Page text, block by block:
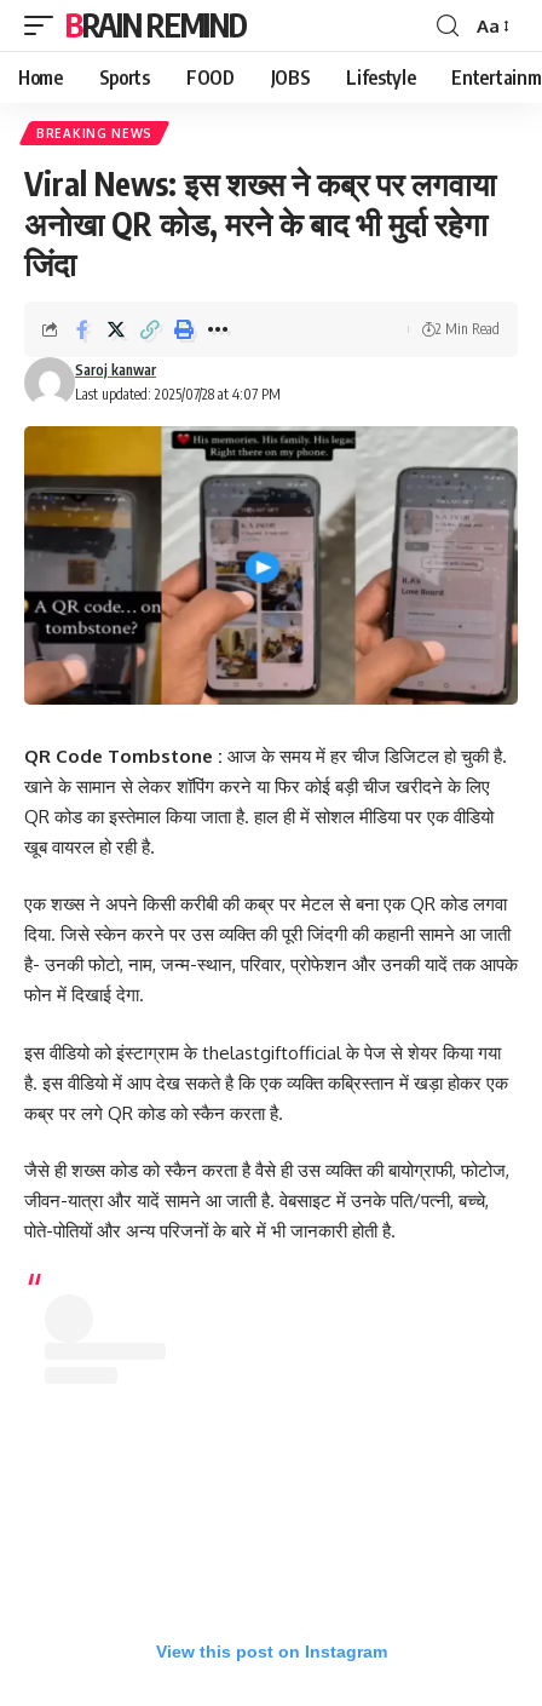
BRAIN REMIND
Font
Resizer
Aa
Home Sports FOOD JOBS Lifestyle
BREAKING NEWS
Viral News: इस शख्स ने कब्र पर लगवाया
अनोखा QR कोड, मरने के बाद भी मुर्दा रहेगा
जिंदा
Last updated: 2025/07/28 at 4:07 PM
Saroj kanwar
2 Min Read
QR Code Tombstone : आज के समय में हर चीज डिजिटल हो चुकी है.
खाने के सामान से लेकर शॉपिंग करने या फिर कोई बड़ी चीज खरीदने के लिए
QR कोड का इस्तेमाल किया जाता है. हाल ही में सोशल मीडिया पर एक वीडियो
खूब वायरल हो रही है.
एक शख्स ने अपने किसी करीबी की कब्र पर मेटल से बना एक QR कोड लगवा
दिया. जिसे स्केन करने पर उस व्यक्ति की पूरी जिंदगी की कहानी सामने आ जाती
है- उनकी फोटो, नाम, जन्म-स्थान, परिवार, प्रोफेशन और उनकी यादें तक आपके
फोन में दिखाई देगा.
इस वीडियो को इंस्टाग्राम के thelastgiftofficial के पेज से शेयर किया गया
है. इस वीडियो में आप देख सकते है कि एक व्यक्ति कब्रिस्तान में खड़ा होकर एक
कब्र पर लगे QR कोड को स्कैन करता है.
जैसे ही शख्स कोड को स्कैन करता है वैसे ही उस व्यक्ति की बायोग्राफी, फोटोज,
जीवन-यात्रा और यादें सामने आ जाती है. वेबसाइट में उनके पति/पत्नी, बच्चे,
पोते-पोतियों और अन्य परिजनों के बारे में भी जानकारी होती है.
View this post on Instagram